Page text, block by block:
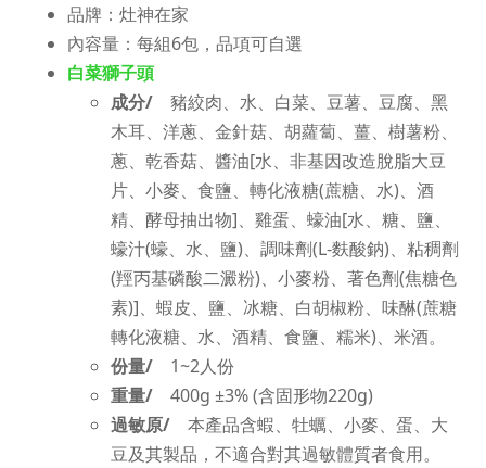
品牌：灶神在家
內容量：每組6包，品項可自選
白菜獅子頭
成分/ 豬絞肉、水、白菜、豆薯、豆腐、黑
木耳、洋蔥、金針菇、胡蘿蔔、薑、樹薯粉、
蔥、乾香菇、醬油[水、非基因改造脫脂大豆
片、小麥、食鹽、轉化液糖(蔗糖、水)、酒
精、酵母抽出物]、雞蛋、蠔油[水、糖、鹽、
蠔汁(蠔、水、鹽)、調味劑(L-麩酸鈉)、粘稠劑
(羥丙基磷酸二澱粉)、小麥粉、著色劑(焦糖色
素)]、蝦皮、鹽、冰糖、白胡椒粉、味醂(蔗糖
轉化液糖、水、酒精、食鹽、糯米)、米酒。
份量/ 1~2人份
重量/ 400g ±3% (含固形物220g)
過敏原/ 本產品含蝦、牡蠣、小麥、蛋、大
豆及其製品，不適合對其過敏體質者食用。